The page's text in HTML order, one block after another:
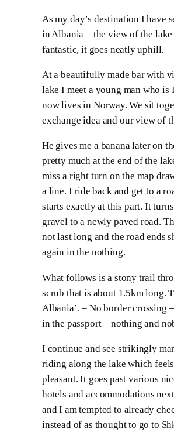
As my day’s destination I have
in Albania – the view of the lake
fantastic, it goes neatly uphill.
At a beautifully made bar with
lake I meet a young man who is
now lives in Norway. We sit
exchange idea and our view of
He gives me a banana later on
pretty much at the end of the
miss a right turn on the map
a line. I ride back and get to a
starts exactly at this part. It
gravel to a newly paved road.
not last long and the road ends
again in the nothing.
What follows is a stony trail
scrub that is about 1.5km long.
Albania’. – No border crossing
in the passport – nothing and
I continue and see strikingly
riding along the lake which
pleasant. It goes past various
hotels and accommodations
and I am tempted to already
instead of as thought to go to